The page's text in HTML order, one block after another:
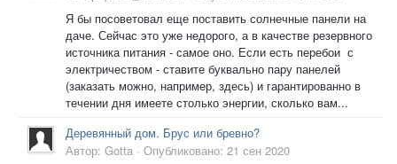
Я бы посоветовал еще поставить солнечные панели на
даче. Сейчас это уже недорого, а в качестве резервного
источника питания - самое оно. Если есть перебои с
электричеством - ставите буквально пару панелей
(заказать можно, например, здесь) и гарантированно в
течении дня имеете столько энергии, сколько вам...
Деревянный дом. Брус или бревно?
Автор: Gotta · Опубликовано: 21 сен 2020